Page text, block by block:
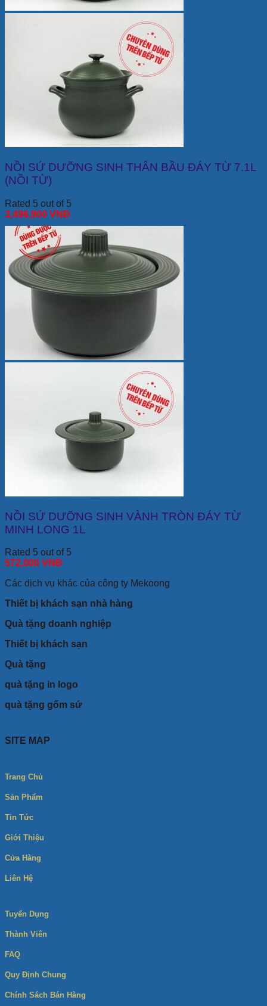
NỒI SỨ DƯỠNG SINH THÂN BẦU ĐÁY TỪ 7.1L
(NỒI TỪ)
Rated 5 out of 5
3,496,900 VNĐ
NỒI SỨ DƯỠNG SINH VÀNH TRÒN ĐÁY TỪ
MINH LONG 1L
Rated 5 out of 5
572,000 VNĐ
Các dịch vụ khác của công ty Mekoong
Thiết bị khách sạn nhà hàng
Quà tặng doanh nghiệp
Thiết bị khách sạn
Quà tặng
quà tặng in logo
quà tặng gốm sứ
SITE MAP
Trang Chủ
Sản Phẩm
Tin Tức
Giới Thiệu
Cửa Hàng
Liên Hệ
Tuyển Dụng
Thành Viên
FAQ
Quy Định Chung
Chính Sách Bán Hàng